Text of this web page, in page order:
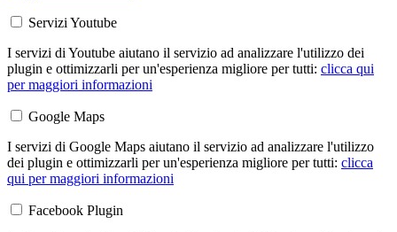
Servizi Youtube
I servizi di Youtube aiutano il servizio ad analizzare l'utilizzo dei
plugin e ottimizzarli per un'esperienza migliore per tutti: clicca qui
per maggiori informazioni
Google Maps
I servizi di Google Maps aiutano il servizio ad analizzare l'utilizzo
dei plugin e ottimizzarli per un'esperienza migliore per tutti: clicca
qui per maggiori informazioni
Facebook Plugin